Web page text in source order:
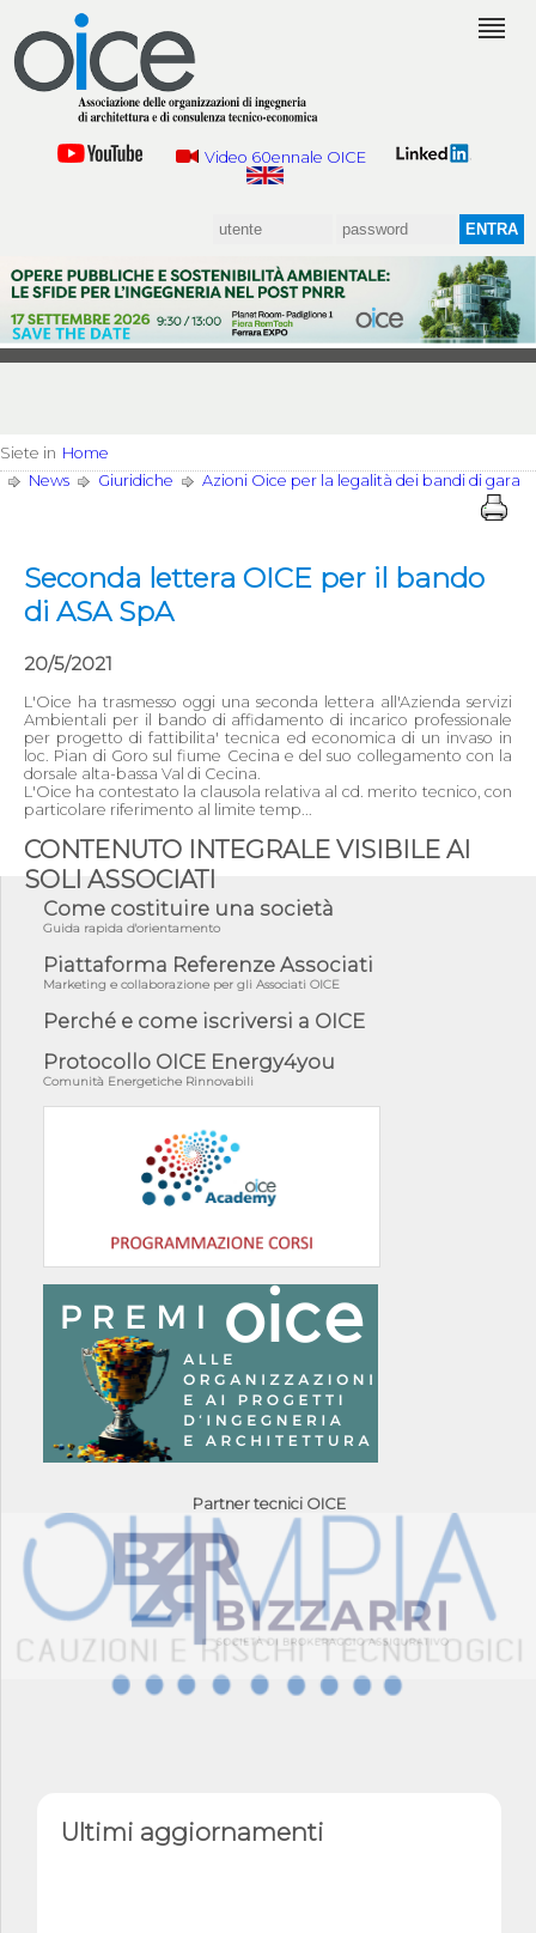
Video 60ennale OICE
Siete in Home
News
Giuridiche Azioni Oice per la legalità dei bandi di gara
Seconda lettera OICE per il bando
di ASA SpA
20/5/2021
L'Oice ha trasmesso oggi una seconda lettera all'Azienda servizi
Ambientali per il bando di affidamento di incarico professionale
per progetto di fattibilita' tecnica ed economica di un invaso in
loc. Pian di Goro sul fiume Cecina e del suo collegamento con la
dorsale alta-bassa Val di Cecina.
L'Oice ha contestato la clausola relativa al cd. merito tecnico, con
particolare riferimento al limite temp...
CONTENUTO INTEGRALE VISIBILE AI
SOLI ASSOCIATI
Come costituire una società
Guida rapida d'orientamento
Piattaforma Referenze Associati
Marketing e collaborazione per gli Associati OICE
Perché e come iscriversi a OICE
Protocollo OICE Energy4you
Comunità Energetiche Rinnovabili
Partner tecnici OICE
Ultimi aggiornamenti